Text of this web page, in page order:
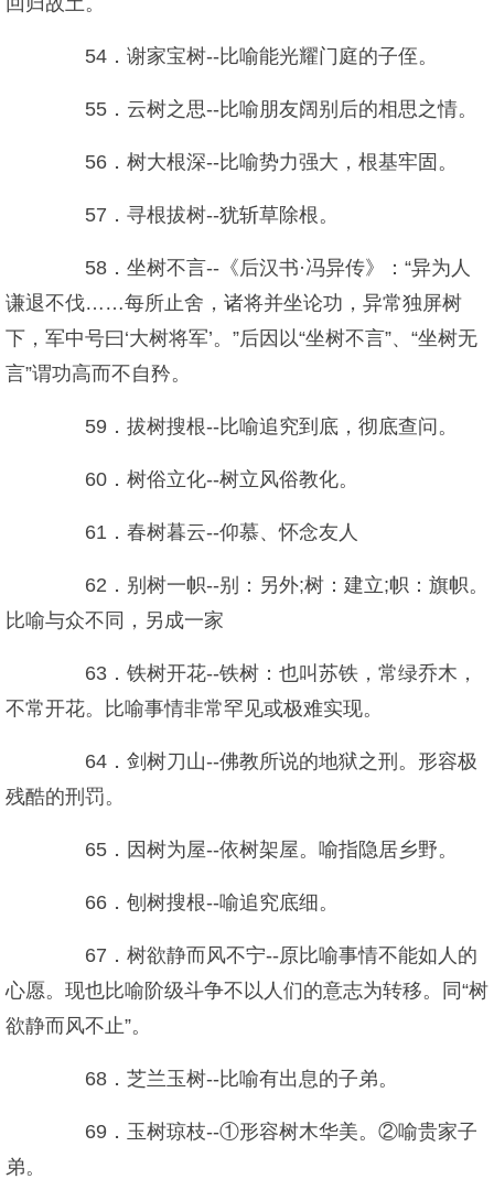
54．谢家宝树--比喻能光耀门庭的子侄。
55．云树之思--比喻朋友阔别后的相思之情。
56．树大根深--比喻势力强大，根基牢固。
57．寻根拔树--犹斩草除根。
58．坐树不言--《后汉书·冯异传》：“异为人
谦退不伐……每所止舍，诸将并坐论功，异常独屏树
下，军中号曰‘大树将军’。”后因以“坐树不言”、“坐树无
言”谓功高而不自矜。
59．拔树搜根--比喻追究到底，彻底查问。
60．树俗立化--树立风俗教化。
61．春树暮云--仰慕、怀念友人
62．别树一帜--别：另外;树：建立;帜：旗帜。
比喻与众不同，另成一家
63．铁树开花--铁树：也叫苏铁，常绿乔木，
不常开花。比喻事情非常罕见或极难实现。
64．剑树刀山--佛教所说的地狱之刑。形容极
残酷的刑罚。
65．因树为屋--依树架屋。喻指隐居乡野。
66．刨树搜根--喻追究底细。
67．树欲静而风不宁--原比喻事情不能如人的
心愿。现也比喻阶级斗争不以人们的意志为转移。同“树
欲静而风不止”。
68．芝兰玉树--比喻有出息的子弟。
69．玉树琼枝--①形容树木华美。②喻贵家子
弟。